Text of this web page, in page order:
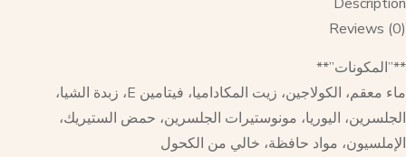
Reviews (0)
**”المكونات”**
ماء معقم، الكولاجين، زيت المكاداميا، فيتامين E، زبدة الشيا،
الجلسرين، اليوريا، مونوستيرات الجلسرين، حمض الستيريك،
الإملسيون، مواد حافظة، خالي من الكحول